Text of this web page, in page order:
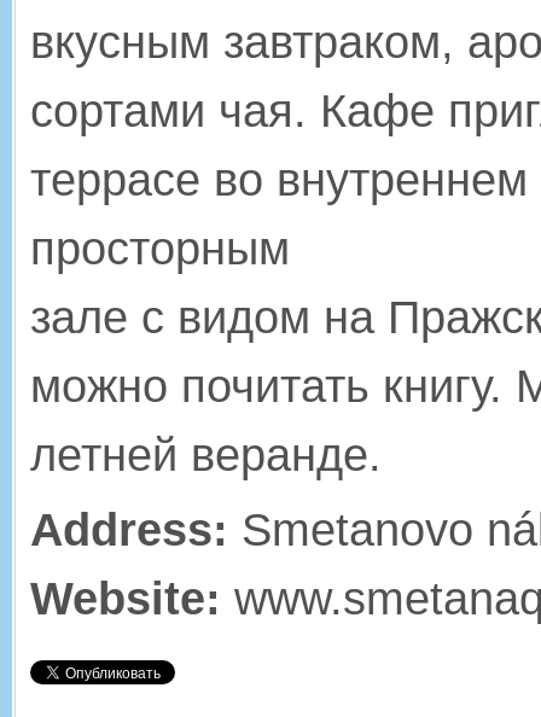
вкусным завтраком,
сортами чая. Кафе
террасе во
просторным
зале с видом на
можно почитать
летней веранде.
Address: Smetanovo
Website: